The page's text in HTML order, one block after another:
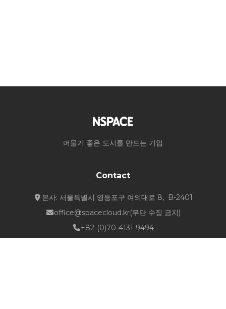
머물기 좋은 도시를 만드는 기업
Contact
본사: 서울특별시 영등포구 여의대로 8, B-2401
office@spacecloud.kr(무단 수집 금지)
+82-(0)70-4131-9494